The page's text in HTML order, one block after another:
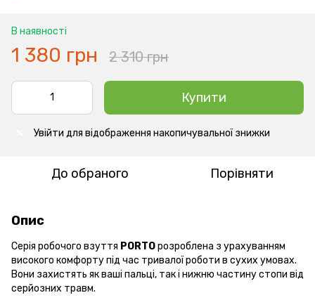
В наявності
1 380 грн 2 310 грн
Купити
Увійти для відображення накопичувальної знижки
До обраного Порівняти
Опис
Серія робочого взуття PORTOрозроблена з урахуванням
високого комфорту під час тривалої роботи в сухих умовах.
Вони захистять як ваші пальці, так і нижню частину стопи від
серйозних травм.